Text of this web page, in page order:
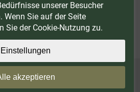
Qualität)
zuzüglich Versandkosten
+ Lava GmbH & Co. KG: LAVA - Vakuumiergeräte
- Kühlzellen
unserer Besucher
Wenn Sie auf der Seite
Sie der Cookie-Nutzung zu.
Einstellungen
akzeptieren